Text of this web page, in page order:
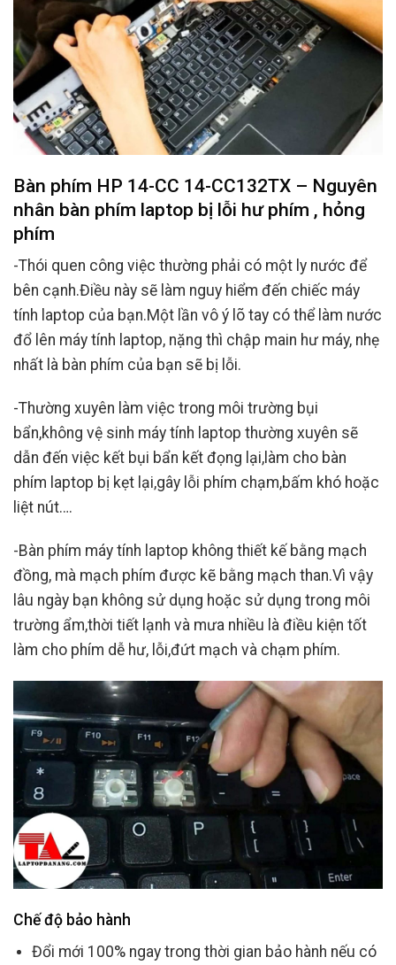
Bàn phím HP 14-CC 14-CC132TX – Nguyên
nhân bàn phím laptop bị lỗi hư phím , hỏng
phím
-Thói quen công việc thường phải có một ly nước để
bên cạnh.Điều này sẽ làm nguy hiểm đến chiếc máy
tính laptop của bạn.Một lần vô ý lõ tay có thể làm nước
đổ lên máy tính laptop, nặng thì chập main hư máy, nhẹ
nhất là bàn phím của bạn sẽ bị lỗi.
-Thường xuyên làm việc trong môi trường bụi
bẩn,không vệ sinh máy tính laptop thường xuyên sẽ
dẫn đến việc kết bụi bẩn kết đọng lại,làm cho bàn
phím laptop bị kẹt lại,gây lỗi phím chạm,bấm khó hoặc
liệt nút….
-Bàn phím máy tính laptop không thiết kế bằng mạch
đồng, mà mạch phím được kẽ bằng mạch than.Vì vậy
lâu ngày bạn không sử dụng hoặc sử dụng trong môi
trường ẩm,thời tiết lạnh và mưa nhiều là điều kiện tốt
làm cho phím dễ hư, lỗi,đứt mạch và chạm phím.
Chế độ bảo hành
Đổi mới 100% ngay trong thời gian bảo hành nếu có